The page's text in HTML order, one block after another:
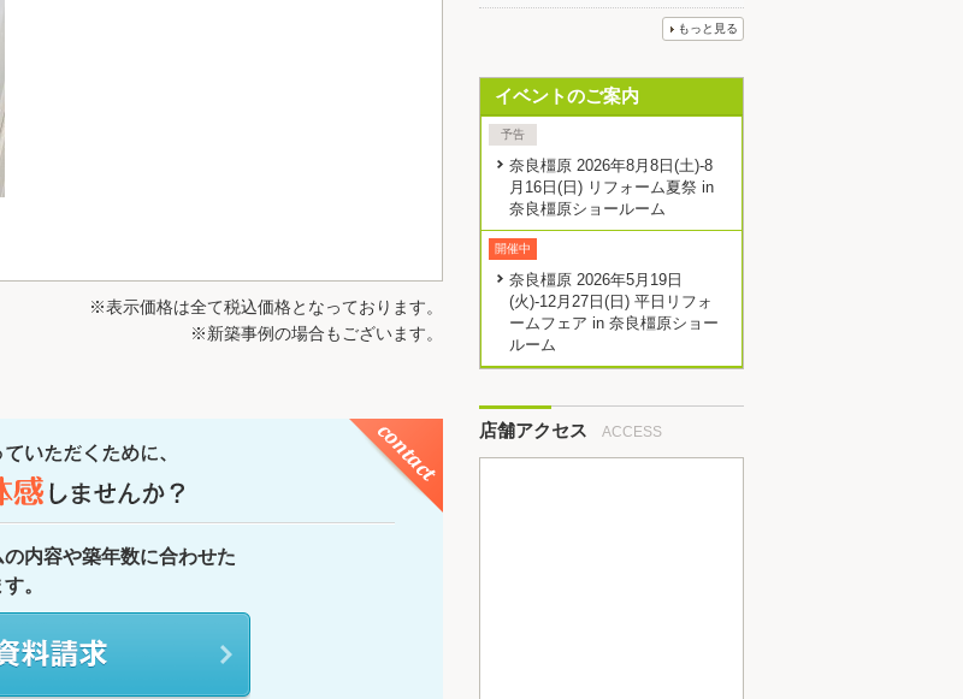
※表示価格は全て税込価格となっております。
※新築事例の場合もございます。
内容や築年数に合わせた
。
もっと見る
イベントのご案内
予告
奈良橿原 2026年8月8日(土)-8
月16日(日) リフォーム夏祭 in
奈良橿原ショールーム
開催中
奈良橿原 2026年5月19日
(火)-12月27日(日) 平日リフォ
ームフェア in 奈良橿原ショー
ルーム
店舗アクセス ACCESS